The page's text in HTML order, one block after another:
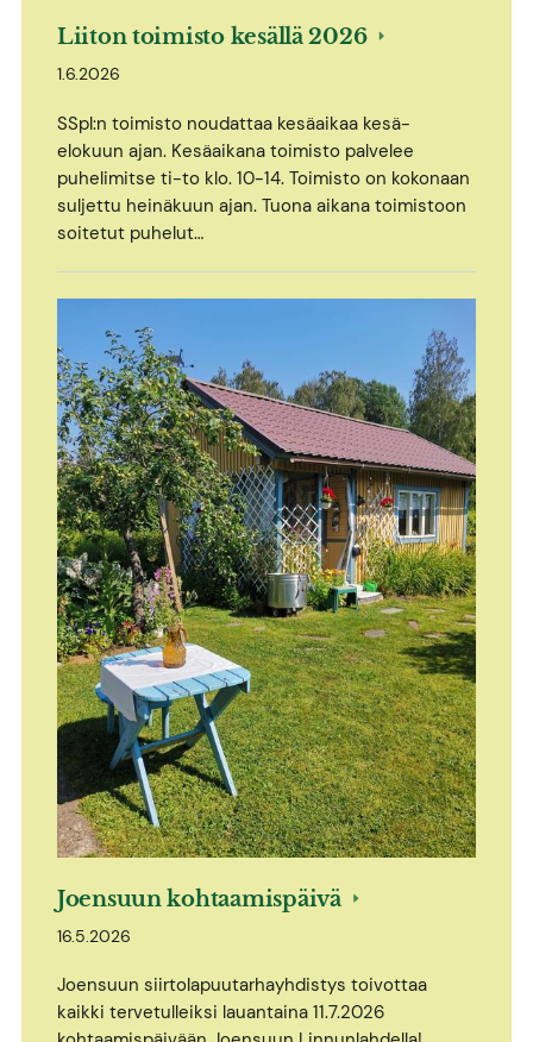
Liiton toimisto kesällä 2026
1.6.2026
SSpl:n toimisto noudattaa kesäaikaa kesä-
elokuun ajan. Kesäaikana toimisto palvelee
puhelimitse ti-to klo. 10-14. Toimisto on kokonaan
suljettu heinäkuun ajan. Tuona aikana toimistoon
soitetut puhelut…
Joensuun kohtaamispäivä
16.5.2026
Joensuun siirtolapuutarhayhdistys toivottaa
kaikki tervetulleiksi lauantaina 11.7.2026